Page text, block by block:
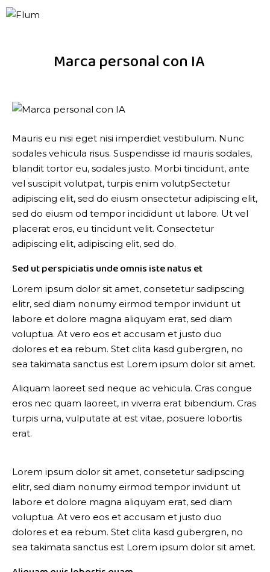
Marca personal con IA
Mauris eu nisi eget nisi imperdiet vestibulum. Nunc
sodales vehicula risus. Suspendisse id mauris sodales,
blandit tortor eu, sodales justo. Morbi tincidunt, ante
vel suscipit volutpat, turpis enim volutpSectetur
adipiscing elit, sed do eiusm onsectetur adipiscing elit,
sed do eiusm od tempor incididunt ut labore. Ut vel
placerat eros, eu tincidunt velit. Consectetur
adipiscing elit, adipiscing elit, sed do.
Sed ut perspiciatis unde omnis iste natus et
Lorem ipsum dolor sit amet, consetetur sadipscing
elitr, sed diam nonumy eirmod tempor invidunt ut
labore et dolore magna aliquyam erat, sed diam
voluptua. At vero eos et accusam et justo duo
dolores et ea rebum. Stet clita kasd gubergren, no
sea takimata sanctus est Lorem ipsum dolor sit amet.
Aliquam laoreet sed neque ac vehicula. Cras congue
eros nec quam laoreet, in viverra erat bibendum. Cras
turpis urna, vulputate at est vitae, posuere lobortis
erat.
Lorem ipsum dolor sit amet, consetetur sadipscing
elitr, sed diam nonumy eirmod tempor invidunt ut
labore et dolore magna aliquyam erat, sed diam
voluptua. At vero eos et accusam et justo duo
dolores et ea rebum. Stet clita kasd gubergren, no
sea takimata sanctus est Lorem ipsum dolor sit amet.